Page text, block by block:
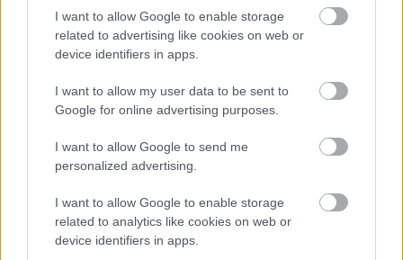
I want to allow Google to enable storage
related to advertising like cookies on web or
device identifiers in apps.
I want to allow my user data to be sent to
Google for online advertising purposes.
I want to allow Google to send me
personalized advertising.
I want to allow Google to enable storage
related to analytics like cookies on web or
device identifiers in apps.